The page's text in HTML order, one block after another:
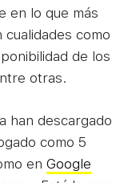
en lo que más
como
de los
otras.
han descargado
como 5
en Google